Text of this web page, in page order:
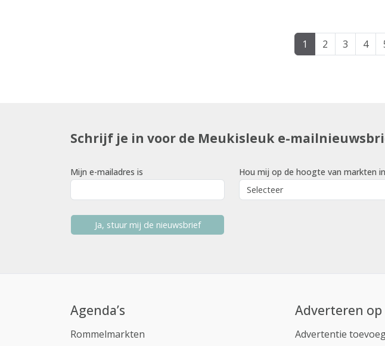
1 2 3 4
Schrijf je in voor de Meukisleuk e-
Mijn e-mailadres is Hou mij op de hoogte van markten in
Ja, stuur mij de nieuwsbrief
Agenda’s
Rommelmarkten
Adverteren
Advertentie